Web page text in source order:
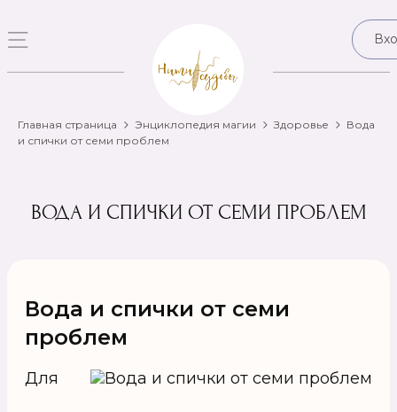
Главная страница Энциклопедия магии Здоровье
Вода
и спички от семи проблем
ВОДА И СПИЧКИ ОТ СЕМИ ПРОБЛЕМ
Вода и спички от семи
проблем
Для